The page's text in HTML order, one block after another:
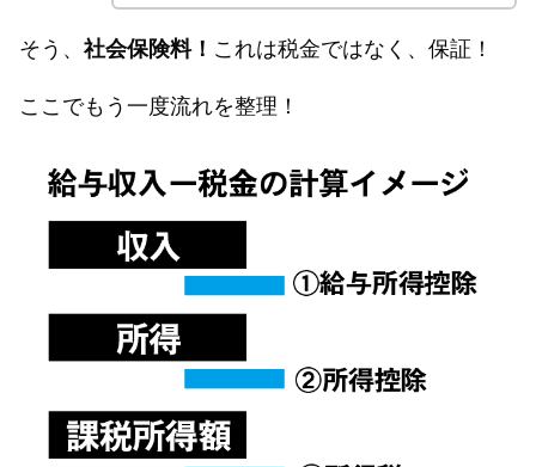
そう、 社会保険料！ これは税金ではなく、保証！
ここでもう一度流れを整理！